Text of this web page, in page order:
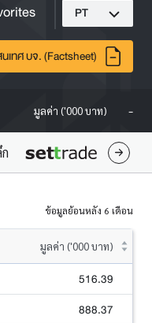
PT
เทศ บจ. (Factsheet)
มูลค่า ('000 บาท) -
ข้อมูลย้อนหลัง 6 เดือน
มูลค่า ('000 บาท)
516.39
888.37